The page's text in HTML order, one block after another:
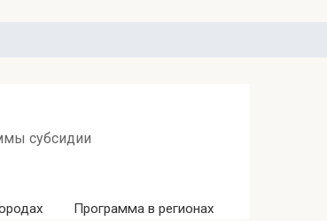
субсидии
Программа в регионах